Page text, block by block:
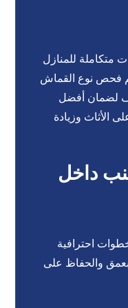
متكاملة للمنازل
فحص نوع القماش
لضمان أفضل
الأثاث وزيادة
داخل
احترافية
والحفاظ على